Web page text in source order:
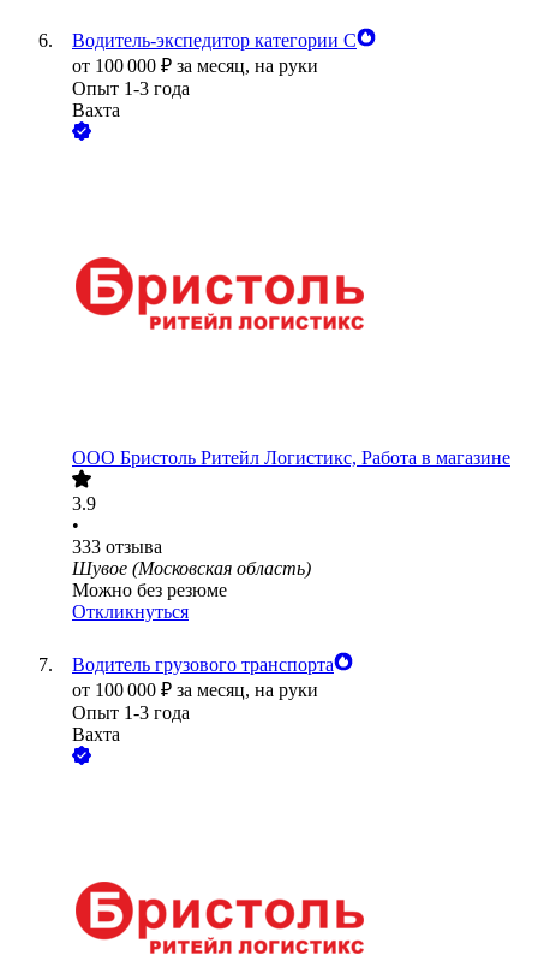
Водитель-экспедитор категории С
от 100 000 ₽ за месяц, на руки
Опыт 1-3 года
Вахта
ООО Бристоль Ритейл Логистикс, Работа в магазине
3.9
•
333 отзыва
Шувое (Московская область)
Можно без резюме
Откликнуться
Водитель грузового транспорта
от 100 000 ₽ за месяц, на руки
Опыт 1-3 года
Вахта